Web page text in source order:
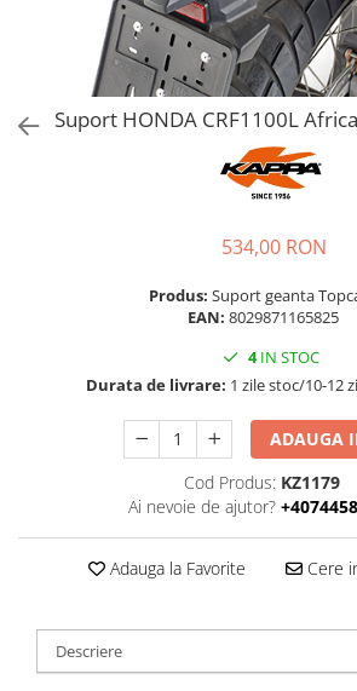
Suport HONDA CRF1100L
534,00 RON
Produs: Suport geanta
EAN: 8029871165825
4IN STOC
Durata de livrare: 1 zile stoc/10-12
ADAUGA
Cod Produs: KZ1179
Ai nevoie de ajutor?
Adauga la Favorite Cere
Descriere